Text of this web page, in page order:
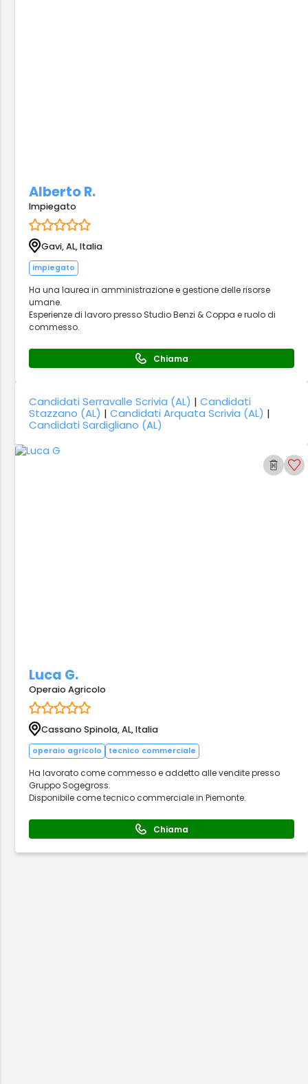
Alberto R.
Impiegato
Gavi, AL, Italia
impiegato
Ha una laurea in amministrazione e gestione delle risorse
umane.
Esperienze di lavoro presso Studio Benzi & Coppa e ruolo di
commesso.
Chiama
Candidati Serravalle Scrivia (AL) |Candidati
Stazzano (AL) |Candidati Arquata Scrivia (AL) |
Candidati Sardigliano (AL)
Luca G.
Operaio Agricolo
Cassano Spinola, AL, Italia
operaio agricolo tecnico commerciale
Ha lavorato come commesso e addetto alle vendite presso
Gruppo Sogegross.
Disponibile come tecnico commerciale in Piemonte.
Chiama